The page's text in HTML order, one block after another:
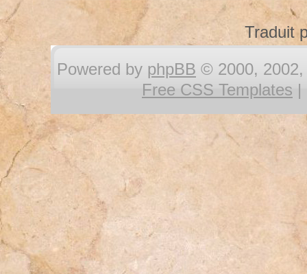
Traduit
Powered by phpBB © 2000, 2002,
Free CSS Templates |